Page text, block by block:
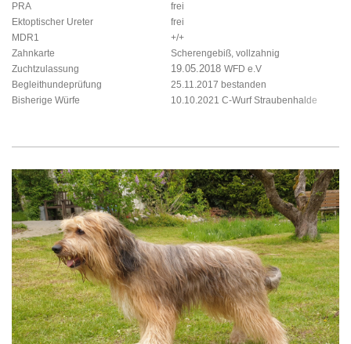
PRA
frei
Ektoptischer Ureter
frei
MDR1
+/+
Zahnkarte
Scherengebiß, vollzahnig
Zuchtzulassung
19.05.2018 WFD e.V
Begleithundeprüfung
25.11.2017 bestanden
Bisherige Würfe
10.10.2021 C-Wurf Straubenhalde